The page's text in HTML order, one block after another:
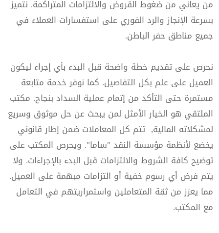
من يعاني من ضغوط القروض والالتزامات المتراكمة. نتميز
بسرعة الإنجاز والرد الفوري على استفسارات العملاء في
جميع مناطق حفر الباطن.
نحرص على تقديم خطة واضحة قبل البدء بأي إجراء ليكون
العميل على علم بكل التفاصيل. كما نوفر خدمة متابعة
مستمرة حتى التأكد من إتمام عملية السداد بنجاح. مكتب
الملتقي هو الخيار الأمثل لمن يبحث عن حل موثوق وسريع
لمشكلاته المالية, تتم كل المعاملات ضمن إطار قانوني
يخضع لأنظمة مؤسسة النقد "ساما". ويحرص المكتب على
توضيح كافة الشروط والالتزامات قبل البدء بالإجراءات. ولا
يتم فرض أي رسوم خفية أو التزامات مبهمة على العميل.
مما يعزز من ثقة المتعاملين واستمراريتهم في التعامل
مع المكتب.